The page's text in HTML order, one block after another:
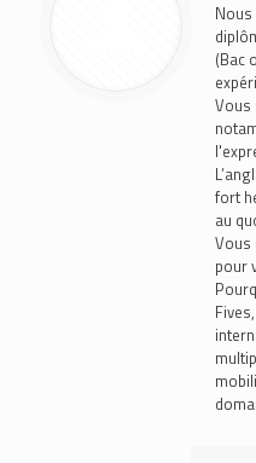
(Bac
Vous
fort
au
Vous
pour